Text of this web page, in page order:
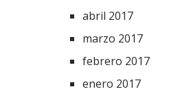
abril 2017
marzo 2017
febrero 2017
enero 2017